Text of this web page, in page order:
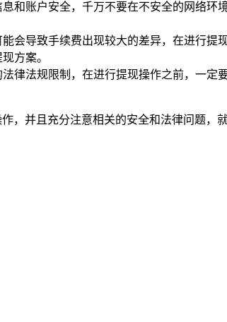
和账户安全，千万不要在不安全的网络环
会导致手续费出现较大的差异，在进行
方案。
律法规限制，在进行提现操作之前，一
，并且充分注意相关的安全和法律问题